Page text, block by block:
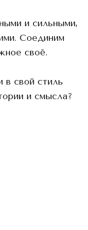
и сильными,
Соединим
своё.
в свой стиль
и смысла?